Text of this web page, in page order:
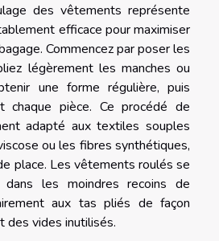
des vêtements représente
efficace pour maximiser
Commencez par poser les
légèrement les manches ou
une forme régulière, puis
chaque pièce. Ce procédé de
adapté aux textiles souples
ou les fibres synthétiques,
place. Les vêtements roulés se
dans les moindres recoins de
aux tas pliés de façon
des vides inutilisés.